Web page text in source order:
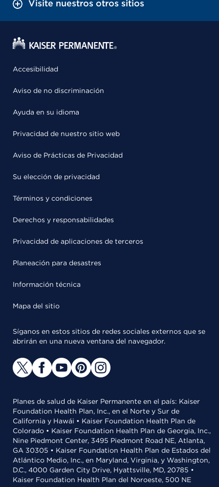
Visite nuestros otros sitios
Accesibilidad
Aviso de no discriminación
Ayuda en su idioma
Privacidad de nuestro sitio web
Aviso de Prácticas de Privacidad
Su elección de privacidad
Términos y condiciones
Derechos y responsabilidades
Privacidad de aplicaciones de terceros
Planeación para desastres
Información técnica
Mapa del sitio
Síganos en estos sitios de redes sociales externos que se
abrirán en una nueva ventana del navegador.
Planes de salud de Kaiser Permanente en el país: Kaiser
Foundation Health Plan, Inc., en el Norte y Sur de
California y Hawái • Kaiser Foundation Health Plan de
Colorado • Kaiser Foundation Health Plan de Georgia, Inc.,
Nine Piedmont Center, 3495 Piedmont Road NE, Atlanta,
GA 30305 • Kaiser Foundation Health Plan de Estados del
Atlántico Medio, Inc., en Maryland, Virginia, y Washington,
D.C., 4000 Garden City Drive, Hyattsville, MD, 20785 •
Kaiser Foundation Health Plan del Noroeste, 500 NE